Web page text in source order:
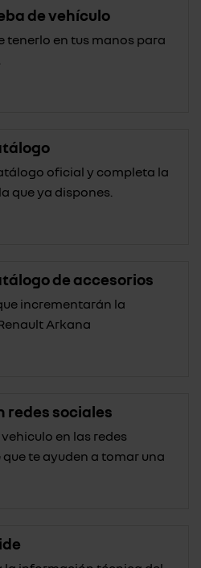
de vehículo
tenerlo en tus manos para
oficial y completa la
que ya dispones.
de accesorios
incrementarán la
Arkana
redes sociales
en las redes
que te ayuden a tomar una